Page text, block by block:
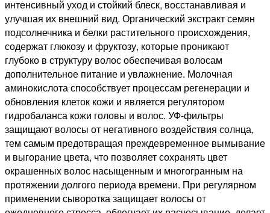
интенсивный уход и стойкий блеск, восстанавливая и
улучшая их внешний вид. Органический экстракт семян
подсолнечника и белки растительного происхождения,
содержат глюкозу и фруктозу, которые проникают
глубоко в структуру волос обеспечивая волосам
дополнительное питание и увлажнение. Молочная
аминокислота способствует процессам регенерации и
обновления клеток кожи и является регулятором
гидробаланса кожи головы и волос. УФ-фильтры
защищают волосы от негативного воздействия солнца,
тем самым предотвращая преждевременное вымывание
и выгорание цвета, что позволяет сохранять цвет
окрашенных волос насыщенным и многогранным на
протяжении долгого периода времени. При регулярном
применении сыворотка защищает волосы от